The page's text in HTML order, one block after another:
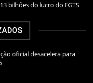
bilhões do lucro do FGTS
oficial desacelera para